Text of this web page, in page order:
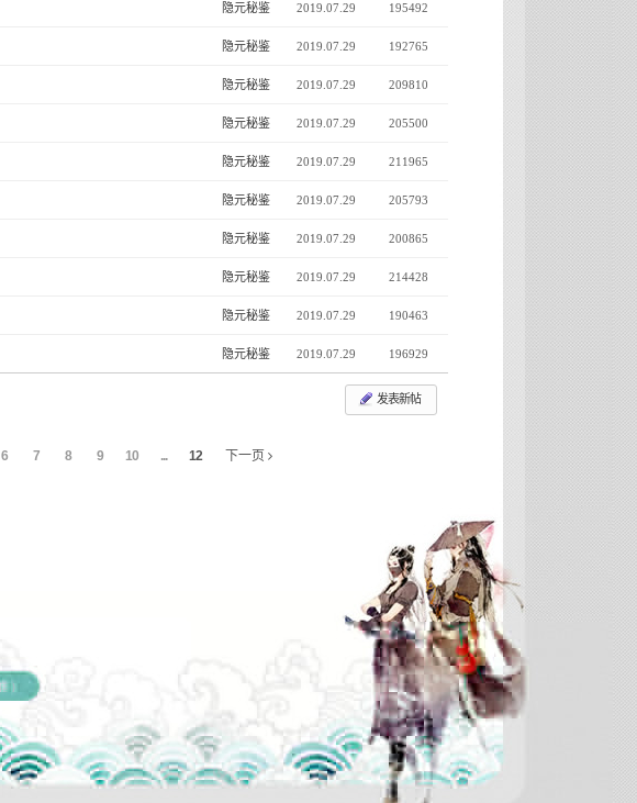
隐元秘鉴 2019.07.29 195492
隐元秘鉴 2019.07.29 192765
隐元秘鉴 2019.07.29 209810
隐元秘鉴 2019.07.29 205500
隐元秘鉴 2019.07.29 211965
隐元秘鉴 2019.07.29 205793
隐元秘鉴 2019.07.29 200865
隐元秘鉴 2019.07.29 214428
隐元秘鉴 2019.07.29 190463
隐元秘鉴 2019.07.29 196929
发表新帖
6 7 8 9 10 ... 12 下一页